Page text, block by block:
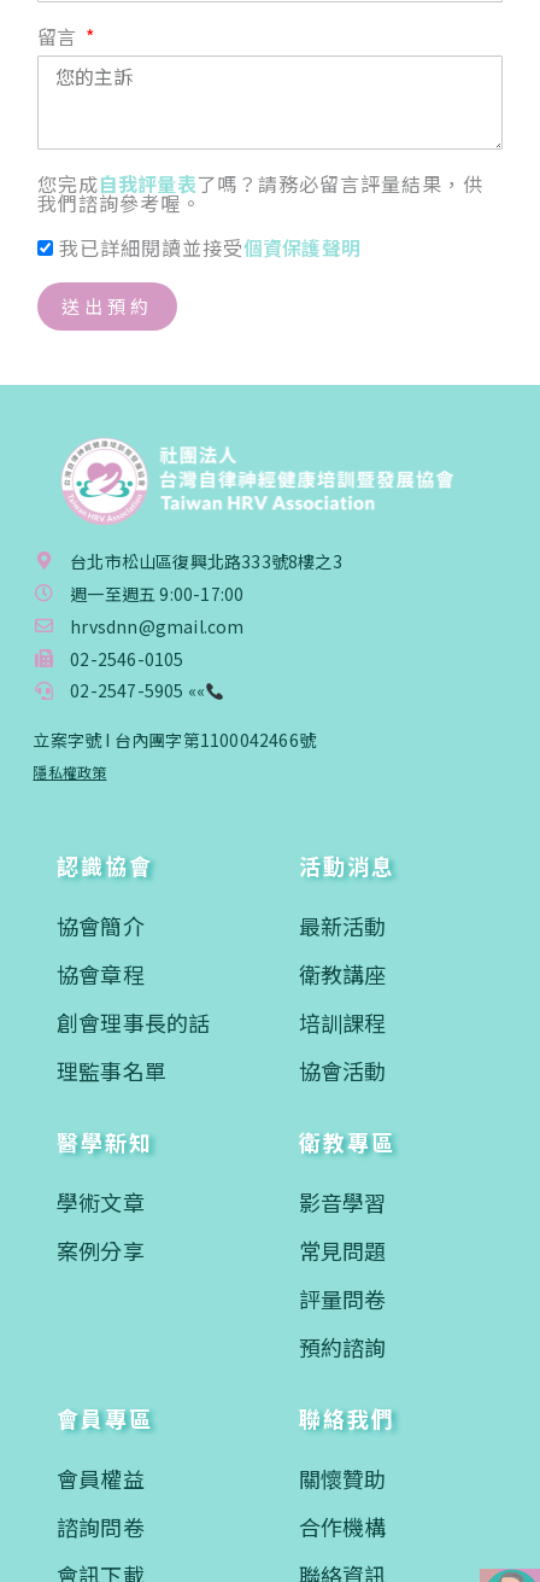
留言
您完成自我評量表了嗎？請務必留言評量結果，供
我們諮詢參考喔。
我已詳細閱讀並接受個資保護聲明
送出預約
台北市松山區復興北路333號8樓之3
週一至週五 9:00-17:00
hrvsdnn@gmail.com
02-2546-0105
02-2547-5905 ««
立案字號 I 台內團字第1100042466號
隱私權政策
認識協會
協會簡介
協會章程
創會理事長的話
理監事名單
活動消息
最新活動
衛教講座
培訓課程
協會活動
醫學新知
學術文章
案例分享
衛教專區
影音學習
常見問題
評量問卷
預約諮詢
會員專區
會員權益
諮詢問卷
會訊下載
聯絡我們
關懷贊助
合作機構
聯絡資訊